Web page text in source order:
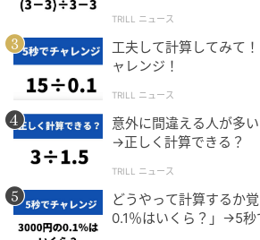
これが基本の計算です。
ただし、今回の問題はもっと簡単に
【レベルアップ】約分を使っ
する
今回の問題では、累乗の計算をす
る数が同じ5」になっていました。
TRILL ニュース
工夫して計算してみて
ャレンジ！
TRILL ニュース
意外に間違える人が多
→正しく計算できる？
TRILL ニュース
どうやって計算するか
0.1％はいくら？」→5秒